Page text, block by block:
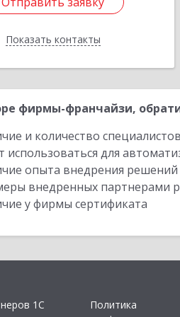
Показать контакты
Назад
фирмы-франчайзи,
и количество
использоваться для
опыта внедрения
внедренных партнерами
у фирмы сертификата
1С
Политика